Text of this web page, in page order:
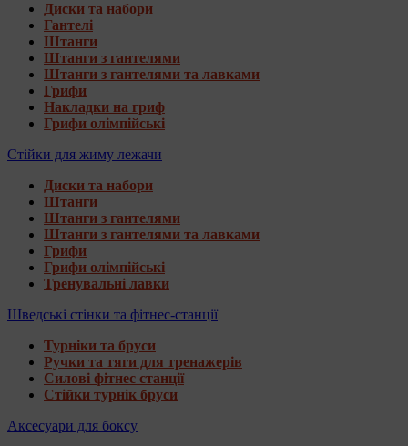
Диски та набори
Гантелі
Штанги
Штанги з гантелями
Штанги з гантелями та лавками
Грифи
Накладки на гриф
Грифи олімпійські
Стійки для жиму лежачи
Диски та набори
Штанги
Штанги з гантелями
Штанги з гантелями та лавками
Грифи
Грифи олімпійські
Тренувальні лавки
Шведські стінки та фітнес-станції
Турніки та бруси
Ручки та тяги для тренажерів
Силові фітнес станції
Стійки турнік бруси
Аксесуари для боксу